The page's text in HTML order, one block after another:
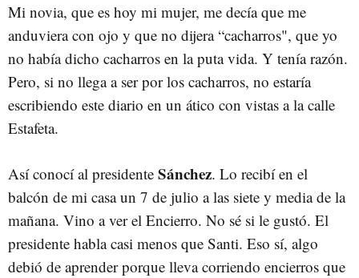
Mi novia, que es hoy mi mujer, me decía que me
anduviera con ojo y que no dijera “cacharros", que yo
no había dicho cacharros en la puta vida. Y tenía razón.
Pero, si no llega a ser por los cacharros, no estaría
escribiendo este diario en un ático con vistas a la calle
Estafeta.
Así conocí al presidente Sánchez. Lo recibí en el
balcón de mi casa un 7 de julio a las siete y media de la
mañana. Vino a ver el Encierro. No sé si le gustó. El
presidente habla casi menos que Santi. Eso sí, algo
debió de aprender porque lleva corriendo encierros que